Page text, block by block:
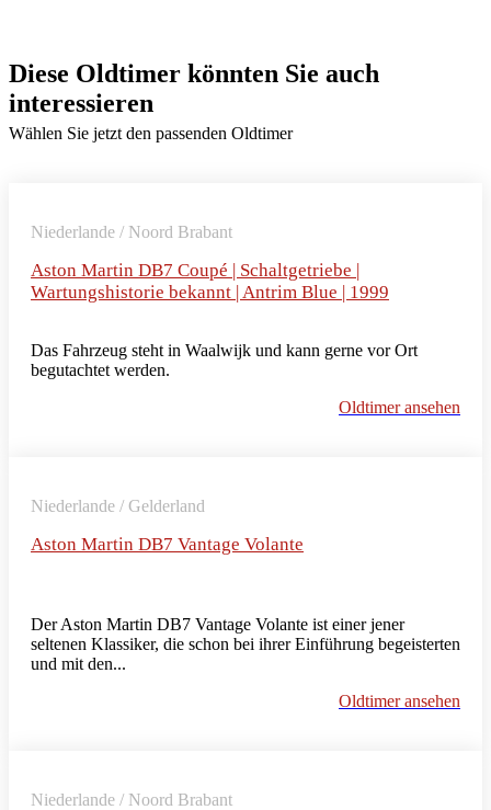
Diese Oldtimer könnten Sie auch
interessieren
Wählen Sie jetzt den passenden Oldtimer
Niederlande / Noord Brabant
Aston Martin DB7 Coupé | Schaltgetriebe |
Wartungshistorie bekannt | Antrim Blue | 1999
Das Fahrzeug steht in Waalwijk und kann gerne vor Ort
begutachtet werden.
Oldtimer ansehen
Niederlande / Gelderland
Aston Martin DB7 Vantage Volante
Der Aston Martin DB7 Vantage Volante ist einer jener
seltenen Klassiker, die schon bei ihrer Einführung begeisterten
und mit den...
Oldtimer ansehen
Niederlande / Noord Brabant